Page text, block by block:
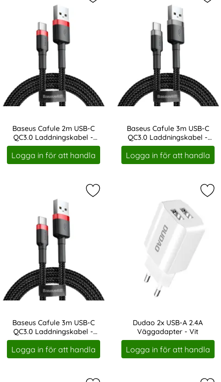
Baseus Cafule 2m USB-C
QC3.0 Laddningskabel -
Svart/Röd
Art. nr 11590
Logga in för att handla
Baseus Cafule 3m USB-C
QC3.0 Laddningskabel -
Svart/Grå
Art. nr 11595
Logga in för att handla
Baseus Cafule 3m USB-C
QC3.0 Laddningskabel -
Svart/Röd
Art. nr 11596
Logga in för att handla
Markera baseus Cafule 3m USB-
Dudao 2x USB-A 2.4A
Väggadapter - Vit
Art. nr 11614
Logga in för att handla